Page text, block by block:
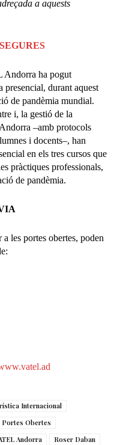
a aquests
Andorra ha pogut
presencial, durant aquest
de pandèmia mundial.
i, la gestió de la
–amb protocols
i docents–, han
en els tres cursos que
pràctiques professionals,
de pandèmia.
les portes obertes, poden
Internacional
Portes Obertes
Andorra
Roser Daban